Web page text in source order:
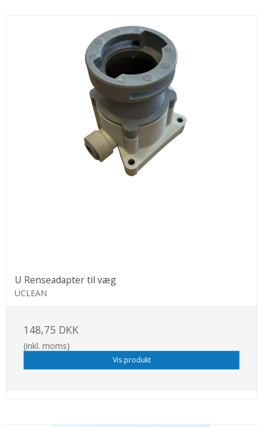
U Renseadapter til væg
UCLEAN
148,75 DKK
(inkl. moms)
Vis produkt